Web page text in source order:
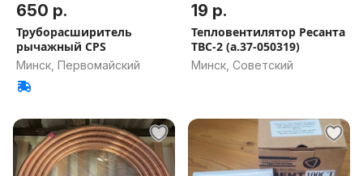
650 р.
Труборасширитель
рычажный CPS
Минск, Первомайский
19 р.
Тепловентилятор Ресанта
ТВС-2 (а.37-050319)
Минск, Советский